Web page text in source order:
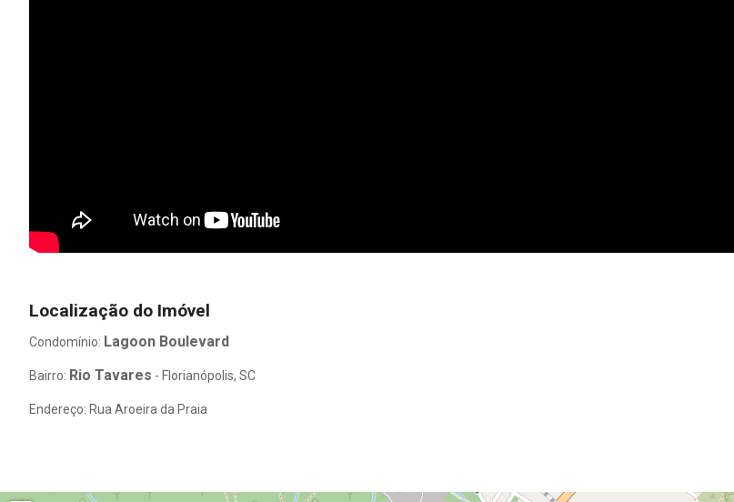
Localização do Imóvel
Condomínio: Lagoon Boulevard
Bairro: Rio Tavares - Florianópolis, SC
Endereço: Rua Aroeira da Praia